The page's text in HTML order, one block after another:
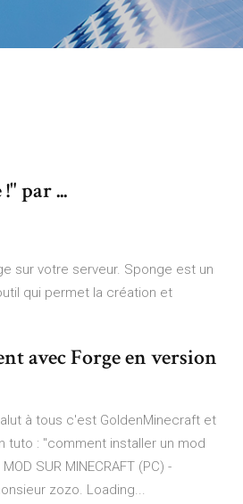
par ...
sur votre serveur. Sponge est un
qui permet la création et
avec Forge en version
à tous c'est GoldenMinecraft et
tuto : "comment installer un mod
SUR MINECRAFT (PC) -
zozo. Loading...